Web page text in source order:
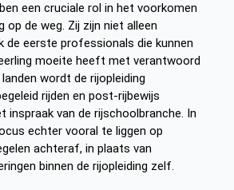
een cruciale rol in het voorkomen
op de weg. Zij zijn niet alleen
de eerste professionals die kunnen
moeite heeft met verantwoord
wordt de rijopleiding
rijden en post-rijbewijs
inspraak van de rijschoolbranche. In
echter vooral te liggen op
achteraf, in plaats van
binnen de rijopleiding zelf.